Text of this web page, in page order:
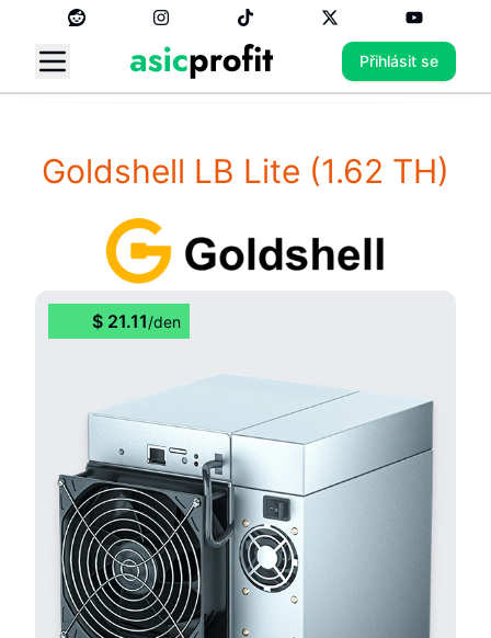
Přihlásit se
Goldshell LB Lite (1.62 TH)
$ 21.11/den